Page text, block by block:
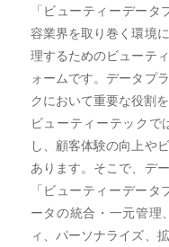
「ビューティーデー
容業界を取り巻く環境
理するためのビューテ
ォームです。データプ
クにおいて重要な役割を
ビューティーテックで
し、顧客体験の向上や
あります。そこで、デ
「ビューティーデー
ータの統合・一元管理
ィ、パーソナライズ、